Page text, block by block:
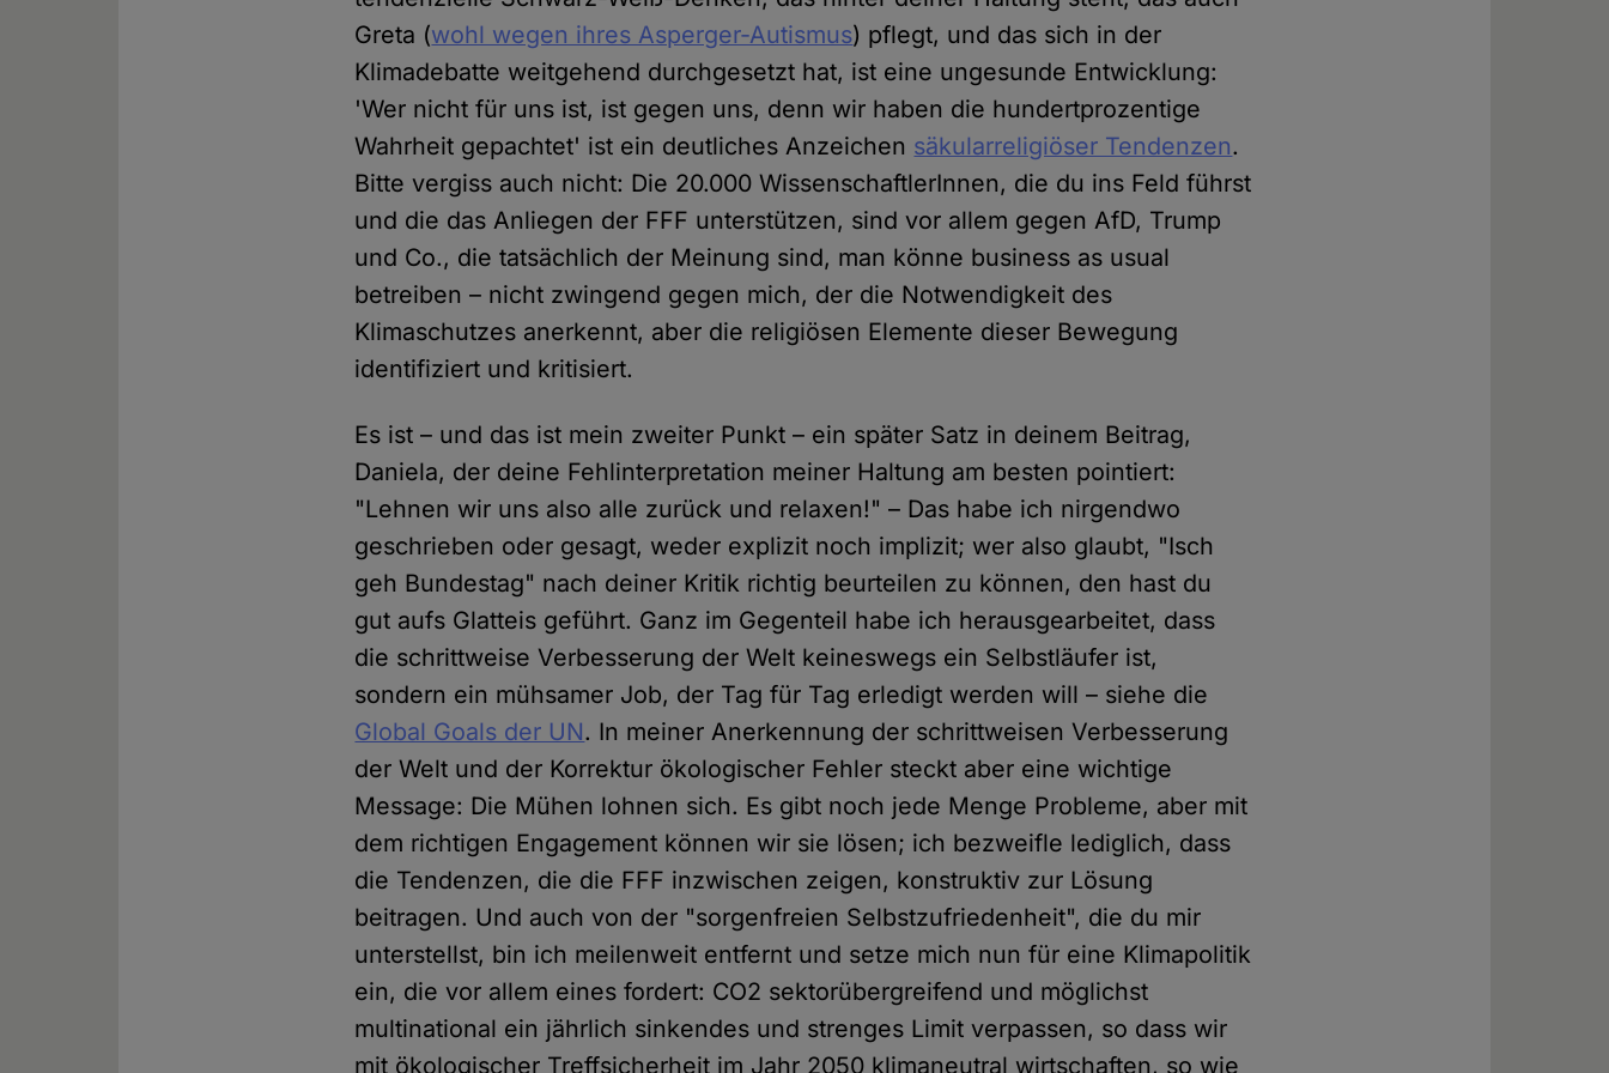
Greta (wohl wegen ihres Asperger-Autismus) pflegt, und das sich in der
Klimadebatte weitgehend durchgesetzt hat, ist eine ungesunde Entwicklung:
'Wer nicht für uns ist, ist gegen uns, denn wir haben die hundertprozentige
Wahrheit gepachtet' ist ein deutliches Anzeichen säkularreligiöser Tendenzen.
Bitte vergiss auch nicht: Die 20.000 WissenschaftlerInnen, die du ins Feld führst
und die das Anliegen der FFF unterstützen, sind vor allem gegen AfD, Trump
und Co., die tatsächlich der Meinung sind, man könne business as usual
betreiben – nicht zwingend gegen mich, der die Notwendigkeit des
Klimaschutzes anerkennt, aber die religiösen Elemente dieser Bewegung
identifiziert und kritisiert.
Es ist – und das ist mein zweiter Punkt – ein später Satz in deinem Beitrag,
Daniela, der deine Fehlinterpretation meiner Haltung am besten pointiert:
"Lehnen wir uns also alle zurück und relaxen!" – Das habe ich nirgendwo
geschrieben oder gesagt, weder explizit noch implizit; wer also glaubt, "Isch
geh Bundestag" nach deiner Kritik richtig beurteilen zu können, den hast du
gut aufs Glatteis geführt. Ganz im Gegenteil habe ich herausgearbeitet, dass
die schrittweise Verbesserung der Welt keineswegs ein Selbstläufer ist,
sondern ein mühsamer Job, der Tag für Tag erledigt werden will – siehe die
Global Goals der UN. In meiner Anerkennung der schrittweisen Verbesserung
der Welt und der Korrektur ökologischer Fehler steckt aber eine wichtige
Message: Die Mühen lohnen sich. Es gibt noch jede Menge Probleme, aber mit
dem richtigen Engagement können wir sie lösen; ich bezweifle lediglich, dass
die Tendenzen, die die FFF inzwischen zeigen, konstruktiv zur Lösung
beitragen. Und auch von der "sorgenfreien Selbstzufriedenheit", die du mir
unterstellst, bin ich meilenweit entfernt und setze mich nun für eine Klimapolitik
ein, die vor allem eines fordert: CO2 sektorübergreifend und möglichst
multinational ein jährlich sinkendes und strenges Limit verpassen, so dass wir
mit ökologischer Treffsicherheit im Jahr 2050 klimaneutral wirtschaften, so wie